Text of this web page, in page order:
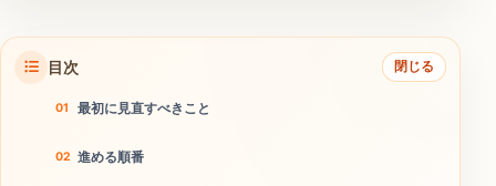
目次 閉じる
最初に見直すべきこと
進める順番